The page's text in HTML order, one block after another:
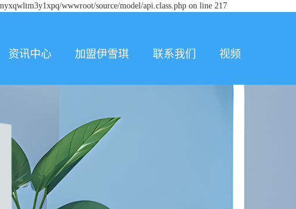
wwwroot/source/model/api.class.php on line 217
资讯中心 加盟伊雪琪 联系我们 视频